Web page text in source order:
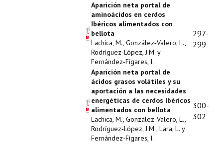
Aparición neta portal de
aminoácidos en cerdos
Ibéricos alimentados con
bellota
Lachica, M., González‑Valero, L.,
Rodríguez‑López, J.M. y
Fernández‑Fígares, I.
297-
299
Aparición neta portal de
ácidos grasos volátiles y su
aportación a las necesidades
energéticas de cerdos Ibéricos
alimentados con bellota
Lachica, M., González‑Valero, L.,
Rodríguez‑López, J.M., Lara, L. y
Fernández‑Fígares, I.
300-
302